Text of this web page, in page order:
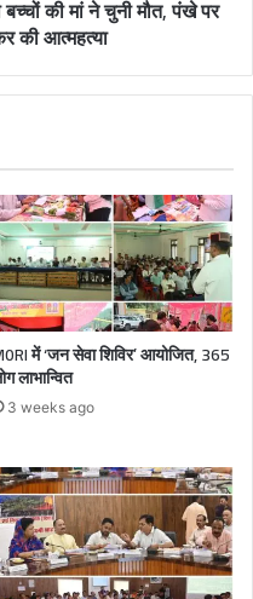
बच्चों की मां ने चुनी मौत, पंखे पर
आत्महत्या
में ‘जन सेवा शिविर’ आयोजित, 365
लाभान्वित
3 weeks ago